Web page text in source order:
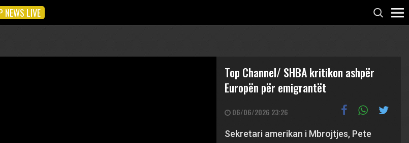
NEWS LIVE
Top Channel/ SHBA kritikon ashpër
Europën për emigrantët
06/06/2026 23:26
Sekretari amerikan i Mbrojtjes, Pete